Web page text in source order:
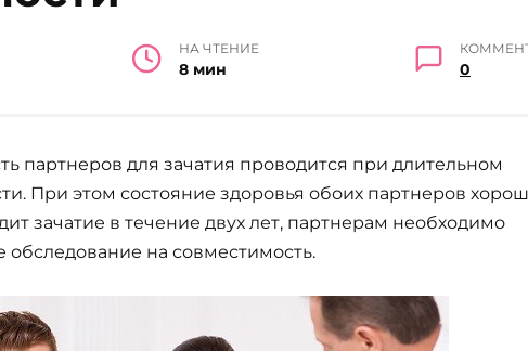
НА ЧТЕНИЕ
8 мин 0
партнеров для зачатия проводится при длительном
При этом состояние здоровья обоих партнеров
зачатие в течение двух лет, партнерам необходимо
обследование на совместимость.